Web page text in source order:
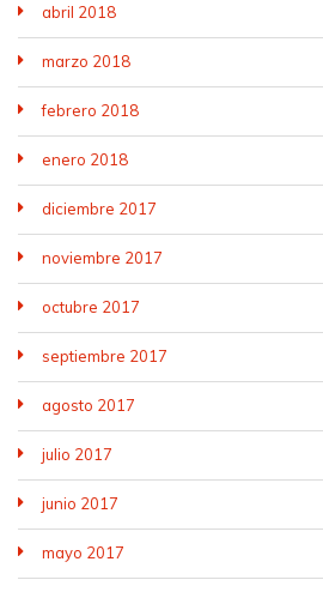
abril 2018
marzo 2018
febrero 2018
enero 2018
diciembre 2017
noviembre 2017
octubre 2017
septiembre 2017
agosto 2017
julio 2017
junio 2017
mayo 2017